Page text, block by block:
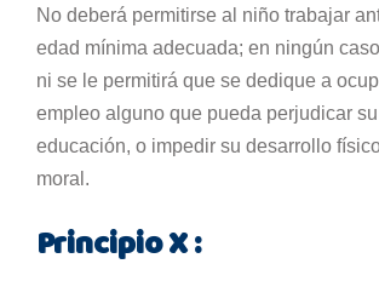
No deberá permitirse al niño trabajar
edad mínima adecuada; en ningún
ni se le permitirá que se dedique a
empleo alguno que pueda perjudicar
educación, o impedir su desarrollo
moral.
Principio X :